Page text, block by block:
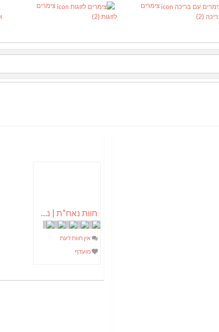
צימרים
(2)
צימרים
לזוגות (2)
חוות נאח”ת | נאחת רוח – צומחים בעמק
אין חוות דעת
מועדף